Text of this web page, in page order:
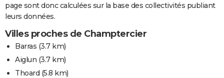
page sont donc calculées sur la base des collectivités publiant
leurs données.
Villes proches de Champtercier
Barras (3.7 km)
Aiglun (3.7 km)
Thoard (5.8 km)